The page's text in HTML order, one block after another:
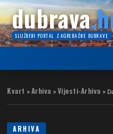
dubrava
SLUŽBENI PORTAL ZAGREBAČKE DUBRAVE
Kvart » Arhiva » Vijesti-Arhiva »
ARHIVA